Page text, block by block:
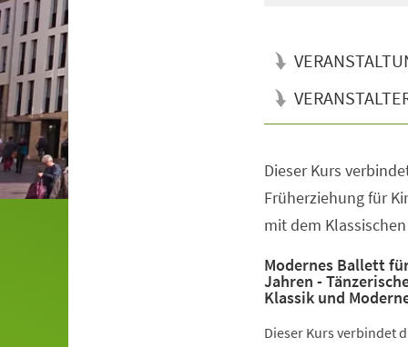
Dieser Kurs
Früherziehung für
mit dem
Modernes Ballett
Jahren -
Klassik und
Dieser Kurs verbindet